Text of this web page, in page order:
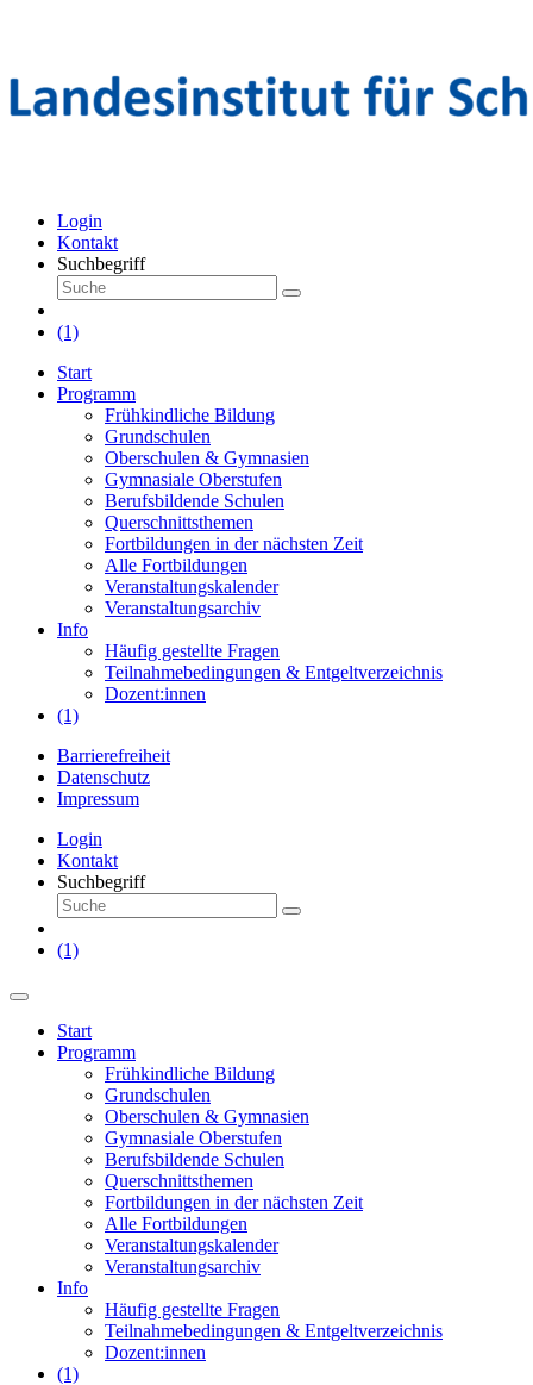
Login
Kontakt
Suchbegriff
(1)
Start
Programm
Frühkindliche Bildung
Grundschulen
Oberschulen & Gymnasien
Gymnasiale Oberstufen
Berufsbildende Schulen
Querschnittsthemen
Fortbildungen in der nächsten Zeit
Alle Fortbildungen
Veranstaltungskalender
Veranstaltungsarchiv
Info
Häufig gestellte Fragen
Teilnahmebedingungen & Entgeltverzeichnis
Dozent:innen
(1)
Barrierefreiheit
Datenschutz
Impressum
Login
Kontakt
Suchbegriff
(1)
Start
Programm
Frühkindliche Bildung
Grundschulen
Oberschulen & Gymnasien
Gymnasiale Oberstufen
Berufsbildende Schulen
Querschnittsthemen
Fortbildungen in der nächsten Zeit
Alle Fortbildungen
Veranstaltungskalender
Veranstaltungsarchiv
Info
Häufig gestellte Fragen
Teilnahmebedingungen & Entgeltverzeichnis
Dozent:innen
(1)